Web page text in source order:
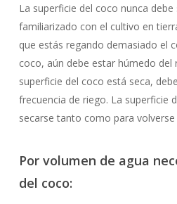
La superficie del coco nunca debe
familiarizado con el cultivo en
que estás regando demasiado el
coco, aún debe estar húmedo del
superficie del coco está seca,
frecuencia de riego. La superficie
secarse tanto como para
Por volumen de agua
del coco: